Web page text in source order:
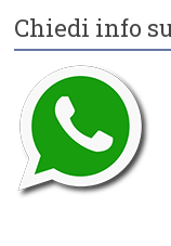
Chiedi info